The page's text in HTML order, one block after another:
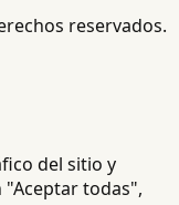
reservados.
del sitio y
"Aceptar todas",